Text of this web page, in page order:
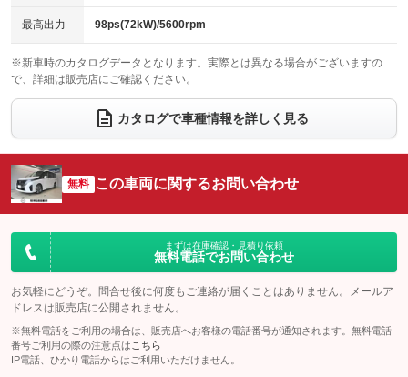
チップアップシート
：装備あり
：装備なし ：装備なし
ウォークスルー
：装備あり
電動リアゲート フロントカメラ
：装備あり
：装備なし ：装備あり
サイドカメラ
：装備あり ルーフレール
：装備なし
：装備なし
：装備なし
最高出力 98ps(72kW)/5600rpm
※新車時のカタログデータとなります。実際とは異なる場合がございますの
で、詳細は販売店にご確認ください。
カタログで車種情報を詳しく見る
無料 この車両に関するお問い合わせ
まずは在庫確認・見積り依頼
無料電話でお問い合わせ
お気軽にどうぞ。問合せ後に何度もご連絡が届くことはありません。メールア
ドレスは販売店に公開されません。
※無料電話をご利用の場合は、販売店へお客様の電話番号が通知されます。無料電話
番号ご利用の際の注意点は こちら
IP電話、ひかり電話からはご利用いただけません。